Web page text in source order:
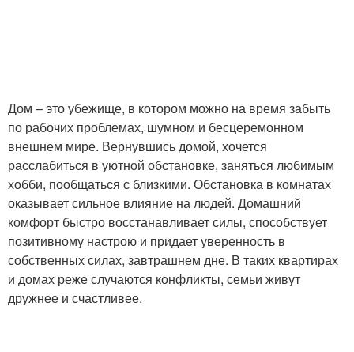
Дом – это убежище, в котором можно на время забыть
по рабочих проблемах, шумном и бесцеремонном
внешнем мире. Вернувшись домой, хочется
расслабиться в уютной обстановке, заняться любимым
хобби, пообщаться с близкими. Обстановка в комнатах
оказывает сильное влияние на людей. Домашний
комфорт быстро восстанавливает силы, способствует
позитивному настрою и придает уверенность в
собственных силах, завтрашнем дне. В таких квартирах
и домах реже случаются конфликты, семьи живут
дружнее и счастливее.